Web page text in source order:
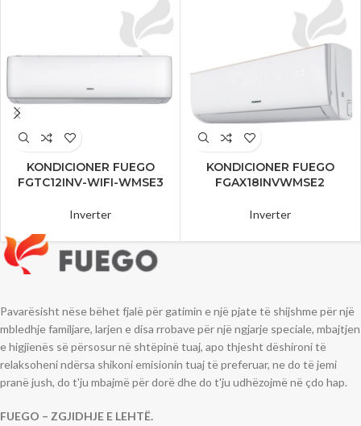
KONDICIONER FUEGO
FGTC12INV-WIFI-WMSE3
Inverter
KONDICIONER FUEGO
FGAX18INVWMSE2
Inverter
Pavarësisht nëse bëhet fjalë për gatimin e një pjate të shijshme për një
mbledhje familjare, larjen e disa rrobave për një ngjarje speciale, mbajtjen
e higjienës së përsosur në shtëpinë tuaj, apo thjesht dëshironi të
relaksoheni ndërsa shikoni emisionin tuaj të preferuar, ne do të jemi
pranë jush, do t'ju mbajmë për dorë dhe do t'ju udhëzojmë në çdo hap.
FUEGO – ZGJIDHJE E LEHTË.